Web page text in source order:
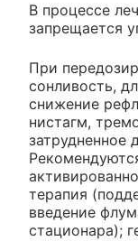
В процессе
запрещается
При
сонливость,
снижение
нистагм,
затрудненное
терапия
введение
стационара);